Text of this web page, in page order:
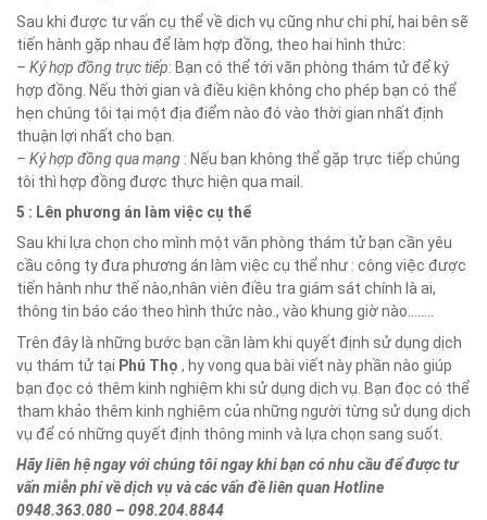
Sau khi được tư vấn cụ thể về dich vụ cũng như chi phí, hai bên sẽ
tiến hành gặp nhau để làm hợp đồng, theo hai hình thức:
– Ký hợp đồng trực tiếp: Bạn có thể tới văn phòng thám tử để ký
hợp đồng. Nếu thời gian và điều kiện không cho phép bạn có thể
hẹn chúng tôi tại một địa điểm nào đó vào thời gian nhất định
thuận lợi nhất cho bạn.
– Ký hợp đồng qua mạng : Nếu bạn không thể gặp trực tiếp chúng
tôi thì hợp đồng được thực hiện qua mail.
5 : Lên phương án làm việc cụ thể
Sau khi lựa chọn cho mình một văn phòng thám tử bạn cần yêu
cầu công ty đưa phương án làm việc cụ thể như : công việc được
tiến hành như thế nào,nhân viên điều tra giám sát chính là ai,
thông tin báo cáo theo hình thức nào., vào khung giờ nào……..
Trên đây là những bước bạn cần làm khi quyết định sử dụng dịch
vụ thám tử tại Phú Thọ , hy vong qua bài viết này phần nào giúp
bạn đọc có thêm kinh nghiệm khi sử dụng dịch vụ. Bạn đọc có thể
tham khảo thêm kinh nghiệm của những người từng sử dụng dịch
vụ để có những quyết định thông minh và lựa chọn sang suốt.
Hãy liên hệ ngay với chúng tôi ngay khi bạn có nhu cầu để được tư
vấn miễn phí về dịch vụ và các vấn đề liên quan Hotline
0948.363.080 – 098.204.8844